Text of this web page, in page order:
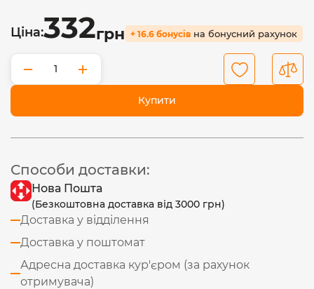
Ціна:332грн + 16.6 бонусів на бонусний рахунок
− +
Купити
Способи доставки:
Нова Пошта
(Безкоштовна доставка від 3000 грн)
Доставка у відділення
Доставка у поштомат
Адресна доставка кур'єром (за рахунок
отримувача)